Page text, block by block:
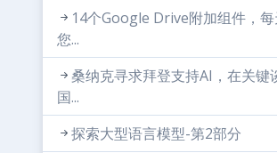
14个Google Drive附加组件，
您...
桑纳克寻求拜登支持AI，在关键
国...
探索大型语言模型-第2部分